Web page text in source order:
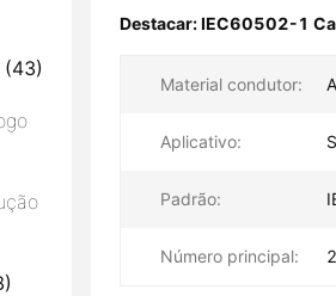
(43)
Destacar:IEC60502-1
Material condutor:
Aplicativo:
Padrão:
Número principal: